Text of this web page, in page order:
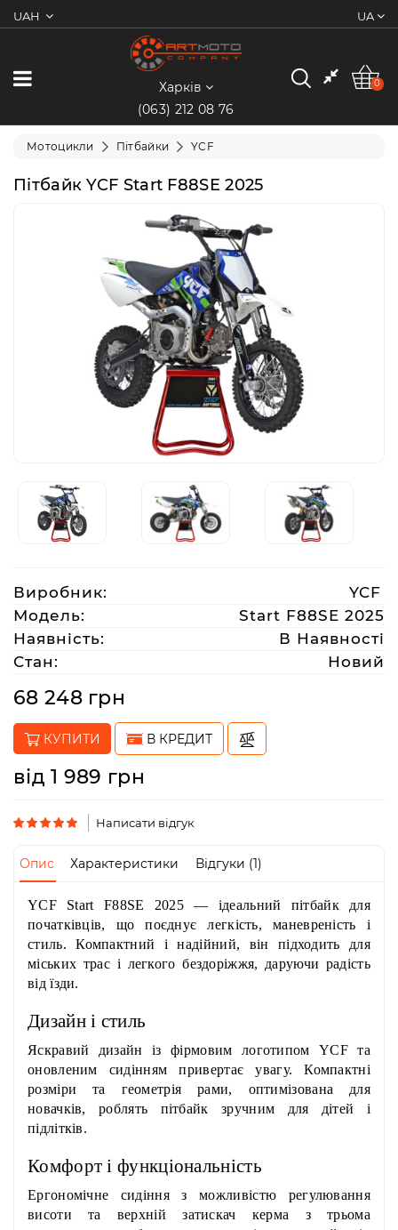
UAH UA
0
Категорії
Мотоцикли
Квадроцикли
Електротранспорт
Екіпіювання
Запчастини
(063)
212
08
76
artmoto.info@gmail.com
Режим
роботи:
Пт
-
19:00
10:00
-
19:00
Нд
-
Харків
(063) 212 08 76
0
Мотоцикли Пітбайки YCF
Пітбайк YCF Start F88SE 2025
Виробник:
YCF
Модель:
Start F88SE 2025
Наявність:
В Наявності
Стан:
Новий
68 248 грн
КУПИТИ В КРЕДИТ
від 1 989 грн
Написати відгук
Опис Характеристики Відгуки (1)
YCF Start F88SE 2025— ідеальний пітбайк для
початківців, що поєднує легкість, маневреність і
стиль. Компактний і надійний, він підходить для
міських трас і легкого бездоріжжя, даруючи радість
від їзди.
Дизайн і стиль
Яскравий дизайн із фірмовим логотипом YCF та
оновленим сидінням привертає увагу. Компактні
розміри та геометрія рами, оптимізована для
новачків, роблять пітбайк зручним для дітей і
підлітків.
Комфорт і функціональність
Ергономічне сидіння з можливістю регулювання
висоти та верхній затискач керма з трьома